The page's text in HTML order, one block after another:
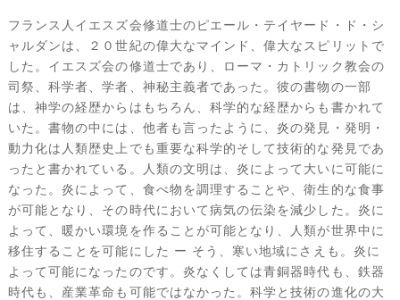
フランス人イエスズ会修道士のピエール・テイヤード・ド・シ
ャルダンは、２０世紀の偉大なマインド、偉大なスピリットで
した。イエスズ会の修道士であり、ローマ・カトリック教会の
司祭、科学者、学者、神秘主義者であった。彼の書物の一部
は、神学の経歴からはもちろん、科学的な経歴からも書かれて
いた。書物の中には、他者も言ったように、炎の発見・発明・
動力化は人類歴史上でも重要な科学的そして技術的な発見であ
ったと書かれている。人類の文明は、炎によって大いに可能に
なった。炎によって、食べ物を調理することや、衛生的な食事
が可能となり、その時代において病気の伝染を減少した。炎に
よって、暖かい環境を作ることが可能となり、人類が世界中に
移住することを可能にした ー そう、寒い地域にさえも。炎に
よって可能になったのです。炎なくしては青銅器時代も、鉄器
時代も、産業革命も可能ではなかった。科学と技術の進化の大